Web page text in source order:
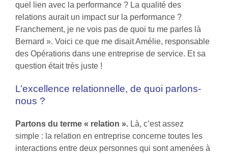
quel lien avec la performance ? La qualité des
relations aurait un impact sur la performance ?
Franchement, je ne vois pas de quoi tu me parles là
Bernard ». Voici ce que me disait Amélie, responsable
des Opérations dans une entreprise de service. Et sa
question était très juste !
L’excellence relationnelle, de quoi parlons-
nous ?
Partons du terme « relation ».Là, c’est assez
simple : la relation en entreprise concerne toutes les
interactions entre deux personnes qui sont amenées à